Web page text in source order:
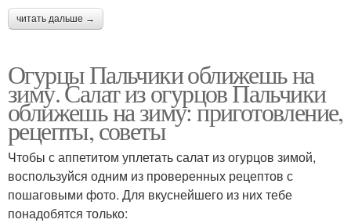
читать дальше →
Огурцы Пальчики оближешь на
зиму. Салат из огурцов Пальчики
оближешь на зиму: приготовление,
рецепты, советы
Чтобы с аппетитом уплетать салат из огурцов зимой,
воспользуйся одним из проверенных рецептов с
пошаговыми фото. Для вкуснейшего из них тебе
понадобятся только: